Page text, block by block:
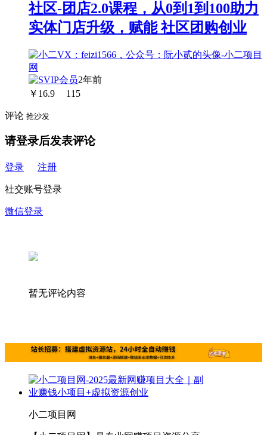
社区-团店2.0课程，从0到1到100助力
实体门店升级，赋能 社区团购创业
2年前
￥ 16.9 115
评论 抢沙发
请登录后发表评论
登录 注册
社交账号登录
微信登录
暂无评论内容
小二项目网